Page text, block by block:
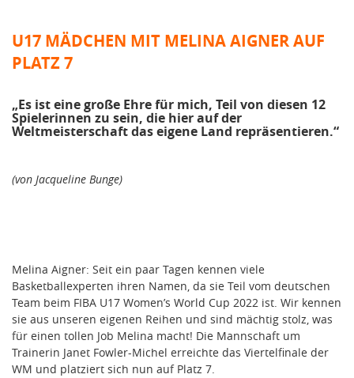
U17 MÄDCHEN MIT MELINA AIGNER AUF
PLATZ 7
„Es ist eine große Ehre für mich, Teil von diesen 12
Spielerinnen zu sein, die hier auf der
Weltmeisterschaft das eigene Land repräsentieren.“
(von Jacqueline Bunge)
Melina Aigner: Seit ein paar Tagen kennen viele
Basketballexperten ihren Namen, da sie Teil vom deutschen
Team beim FIBA U17 Women’s World Cup 2022 ist. Wir kennen
sie aus unseren eigenen Reihen und sind mächtig stolz, was
für einen tollen Job Melina macht! Die Mannschaft um
Trainerin Janet Fowler-Michel erreichte das Viertelfinale der
WM und platziert sich nun auf Platz 7.